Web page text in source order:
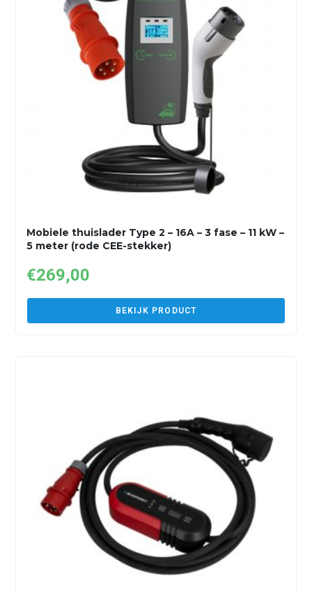
Mobiele thuislader Type 2 – 16A – 3 fase – 11 kW –
5 meter (rode CEE-stekker)
€269,00
BEKIJK PRODUCT